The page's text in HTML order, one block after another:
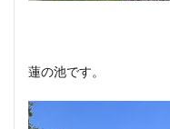
蓮の池です。